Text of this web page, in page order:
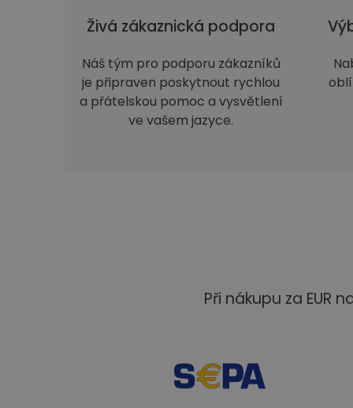
Živá zákaznická podpora
Náš tým pro podporu zákazníků
je připraven poskytnout rychlou
a přátelskou pomoc a vysvětlení
ve vašem jazyce.
Při nákupu za EUR